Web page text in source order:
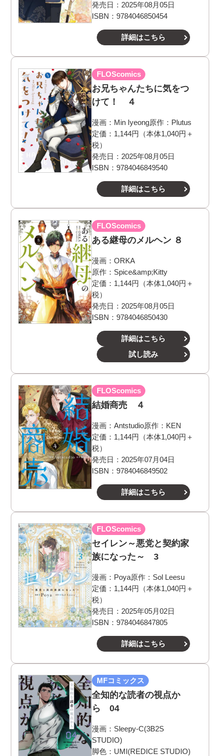
発売日：2025年08月05日
ISBN：9784046850454
詳細はこちら
FLOScomics
お兄ちゃんたちに気をつ
けて！ ４
漫画： Min Iyeong原作： Plutus
定価：1,144円（本体1,040円＋
税）
発売日：2025年08月05日
ISBN：9784046849540
詳細はこちら
FLOScomics
ある継母のメルヘン ８
漫画： ORKA
原作： Spice&amp;Kitty
定価：1,144円（本体1,040円＋
税）
発売日：2025年08月05日
ISBN：9784046850430
詳細はこちら
試し読み
FLOScomics
結婚商売 ４
漫画： Antstudio原作： KEN
定価：1,144円（本体1,040円＋
税）
発売日：2025年07月04日
ISBN：9784046849502
詳細はこちら
FLOScomics
セイレン～悪党と契約家
族になった～ 3
漫画： Poya原作： Sol Leesu
定価：1,144円（本体1,040円＋
税）
発売日：2025年05月02日
ISBN：9784046847805
詳細はこちら
MFコミックス
全知的な読者の視点か
ら 04
漫画： Sleepy-C(3B2S
STUDIO)
脚色： UMI(REDICE STUDIO)